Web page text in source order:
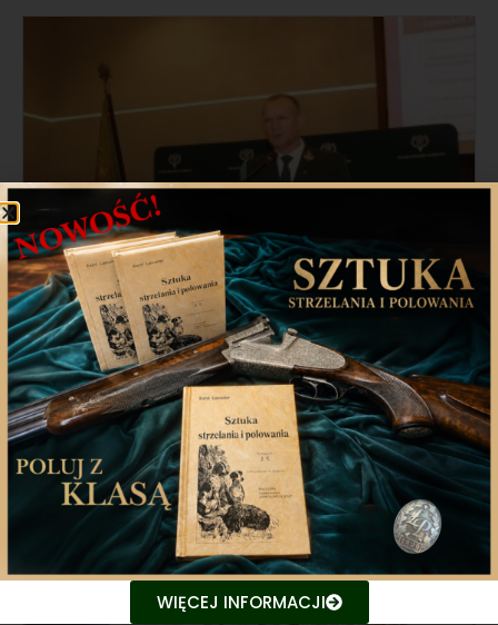
XXV KZD PZŁ – Rafał Malec
podsumowuje kadencję NRŁ
Podczas XXV Krajowego Zjazdu Delegatów Polskiego
Związku Łowieckiego Rafał Malec,
28 kwietnia 2025
WIĘCEJ INFORMACJI